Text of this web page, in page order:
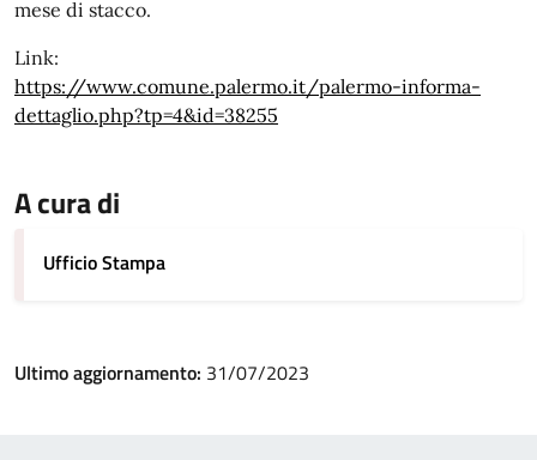
mese di stacco.
Link:
https://www.comune.palermo.it/palermo-informa-
dettaglio.php?tp=4&id=38255
A cura di
Ufficio Stampa
Ultimo aggiornamento: 31/07/2023